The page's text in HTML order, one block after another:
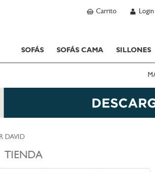
Carrito Login
SOFÁS SOFÁS CAMA SILLONES
DAVID
TIENDA